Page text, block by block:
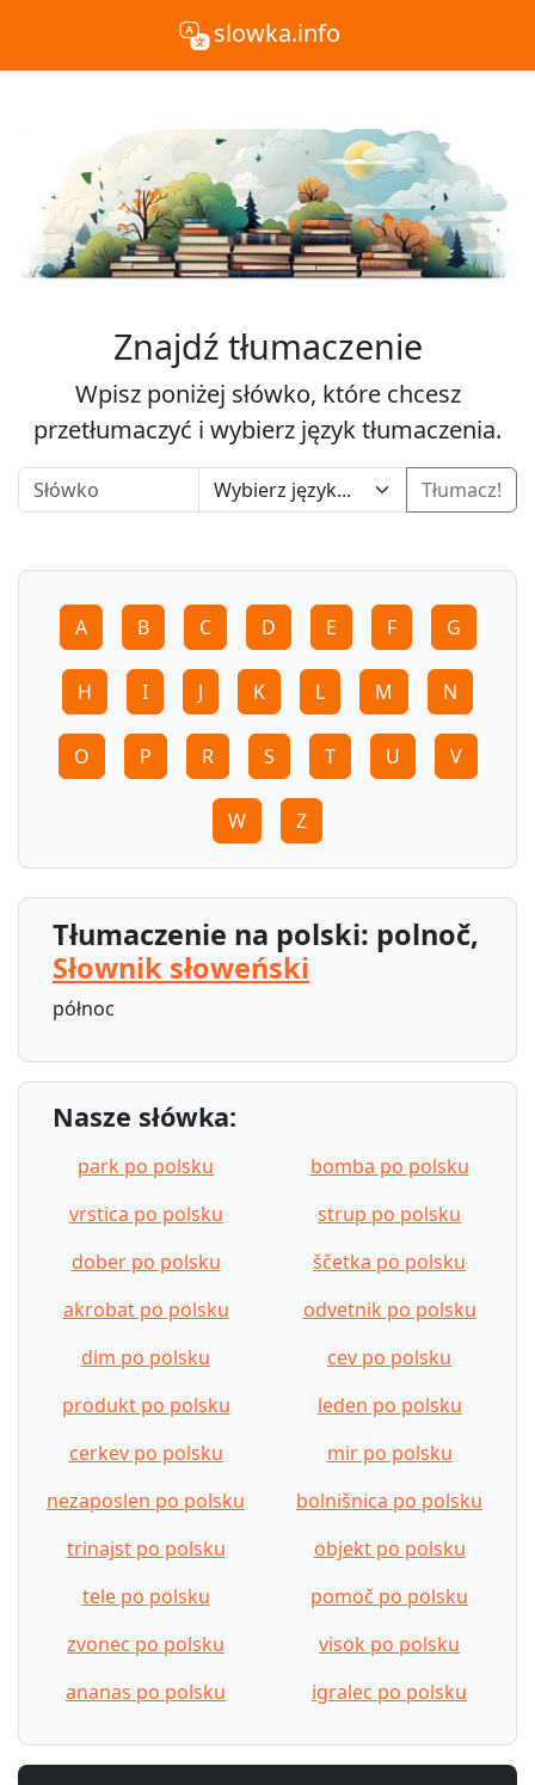
slowka.info
Znajdź tłumaczenie
Wpisz poniżej słówko, które chcesz
przetłumaczyć i wybierz język tłumaczenia.
Tłumacz!
A B C D E F G
H I J K L M N
O P R S T U V
W Z
Tłumaczenie na polski: polnoč,
Słownik słoweński
północ
Nasze słówka:
park po polsku
bomba po polsku
vrstica po polsku
strup po polsku
dober po polsku
ščetka po polsku
akrobat po polsku
odvetnik po polsku
dim po polsku
cev po polsku
produkt po polsku
leden po polsku
cerkev po polsku
mir po polsku
nezaposlen po polsku
bolnišnica po polsku
trinajst po polsku
objekt po polsku
tele po polsku
pomoč po polsku
zvonec po polsku
visok po polsku
ananas po polsku
igralec po polsku